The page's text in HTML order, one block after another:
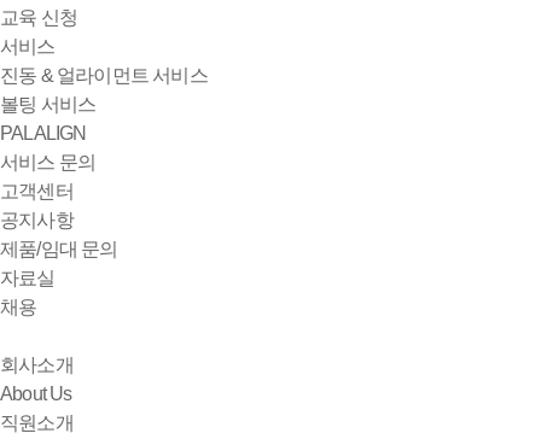
교육 신청
서비스
진동 & 얼라이먼트 서비스
볼팅 서비스
PALALIGN
서비스 문의
고객센터
공지사항
제품/임대 문의
자료실
채용
회사소개
About Us
직원소개